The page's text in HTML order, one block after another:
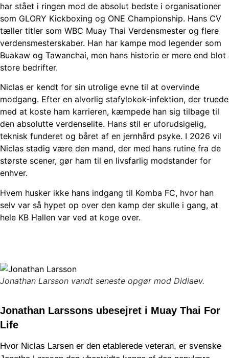
har stået i ringen mod de absolut bedste i organisationer
som GLORY Kickboxing og ONE Championship. Hans CV
tæller titler som WBC Muay Thai Verdensmester og flere
verdensmesterskaber. Han har kampe mod legender som
Buakaw og Tawanchai, men hans historie er mere end blot
store bedrifter.
Niclas er kendt for sin utrolige evne til at overvinde
modgang. Efter en alvorlig stafylokok-infektion, der truede
med at koste ham karrieren, kæmpede han sig tilbage til
den absolutte verdenselite. Hans stil er uforudsigelig,
teknisk funderet og båret af en jernhård psyke. I 2026 vil
Niclas stadig være den mand, der med hans rutine fra de
største scener, gør ham til en livsfarlig modstander for
enhver.
Hvem husker ikke hans indgang til Komba FC, hvor han
selv var så hypet op over den kamp der skulle i gang, at
hele KB Hallen var ved at koge over.
Jonathan Larsson vandt seneste opgør mod Didiaev.
Jonathan Larssons ubesejret i Muay Thai For
Life
Hvor Niclas Larsen er den etablerede veteran, er svenske